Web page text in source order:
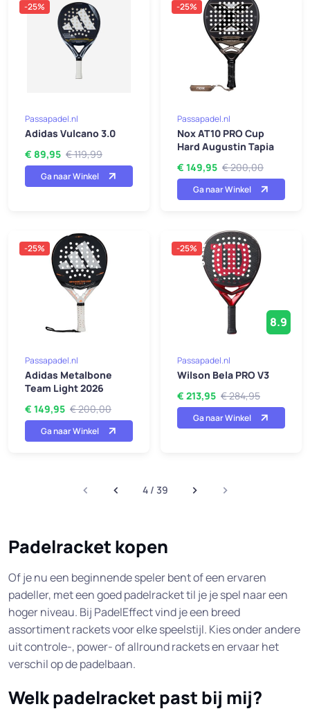
-25%
Passapadel.nl
Adidas Vulcano 3.0
€ 89,95 € 119,99
Ga naar Winkel
-25%
Passapadel.nl
Nox AT10 PRO Cup
Hard Augustin Tapia
€ 149,95 € 200,00
Ga naar Winkel
-25%
Passapadel.nl
Adidas Metalbone
Team Light 2026
€ 149,95 € 200,00
Ga naar Winkel
-25%
8.9
Passapadel.nl
Wilson Bela PRO V3
€ 213,95 € 284,95
Ga naar Winkel
4 / 39
Padelracket kopen
Of je nu een beginnende speler bent of een ervaren
padeller, met een goed padelracket til je je spel naar een
hoger niveau. Bij PadelEffect vind je een breed
assortiment rackets voor elke speelstijl. Kies onder andere
uit controle-, power- of allround rackets en ervaar het
verschil op de padelbaan.
Welk padelracket past bij mij?